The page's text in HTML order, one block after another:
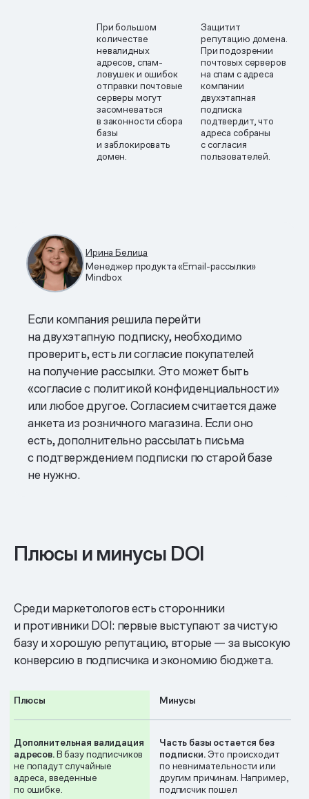
При большом
количестве
невалидных
адресов, спам-
ловушек и ошибок
отправки почтовые
серверы могут
засомневаться
в законности сбора
базы
и заблокировать
домен.
Защитит
репутацию домена.
При подозрении
почтовых серверов
на спам с адреса
компании
двухэтапная
подписка
подтвердит, что
адреса собраны
с согласия
пользователей.
Ирина Белица
Менеджер продукта «Email-рассылки»
Mindbox
Если компания решила перейти
на двухэтапную подписку, необходимо
проверить, есть ли согласие покупателей
на получение рассылки. Это может быть
«согласие с политикой конфиденциальности»
или любое другое. Согласием считается даже
анкета из розничного магазина. Если оно
есть, дополнительно рассылать письма
с подтверждением подписки по старой базе
не нужно.
Плюсы и минусы DOI
Среди маркетологов есть сторонники
и противники DOI: первые выступают за чистую
базу и хорошую репутацию, вторые — за высокую
конверсию в подписчика и экономию бюджета.
Плюсы Минусы
Дополнительная валидация
адресов.В базу подписчиков
не попадут случайные
адреса, введенные
по ошибке.
Часть базы остается без
подписки.Это происходит
по невнимательности или
другим причинам. Например,
подписчик пошел